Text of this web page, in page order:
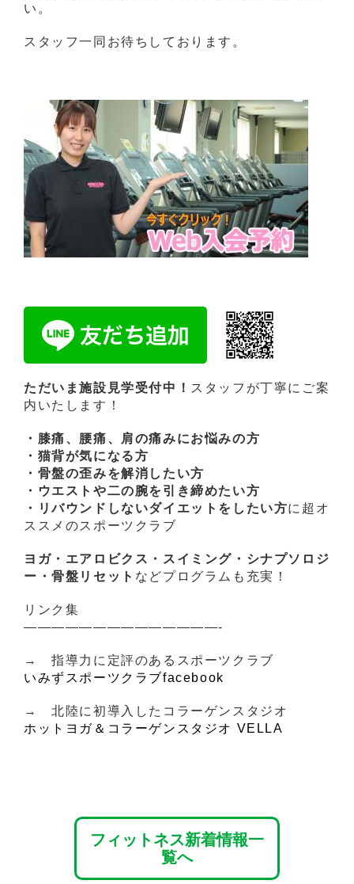
い。
スタッフ一同お待ちしております。
ただいま施設見学受付中！ スタッフが丁寧にご案
内いたします！
・膝痛、腰痛、肩の痛みにお悩みの方
・猫背が気になる方
・骨盤の歪みを解消したい方
・ウエストや二の腕を引き締めたい方
・リバウンドしないダイエットをしたい方に超オ
ススメのスポーツクラブ
ヨガ・エアロビクス・スイミング・シナプソロジ
ー・骨盤リセット などプログラムも充実！
リンク集
——————————————-
→ 指導力に定評のあるスポーツクラブ
いみずスポーツクラブfacebook
→ 北陸に初導入したコラーゲンスタジオ
ホットヨガ＆コラーゲンスタジオ VELLA
フィットネス新着情報一
覧へ